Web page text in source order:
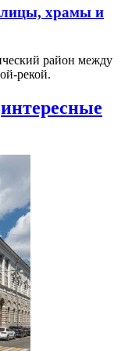
храмы и
район между
рекой.
интересные